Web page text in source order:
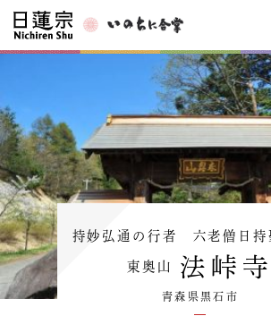
持妙弘通の行者 六老僧日持
東奥山 法峠寺
青森県黒石市